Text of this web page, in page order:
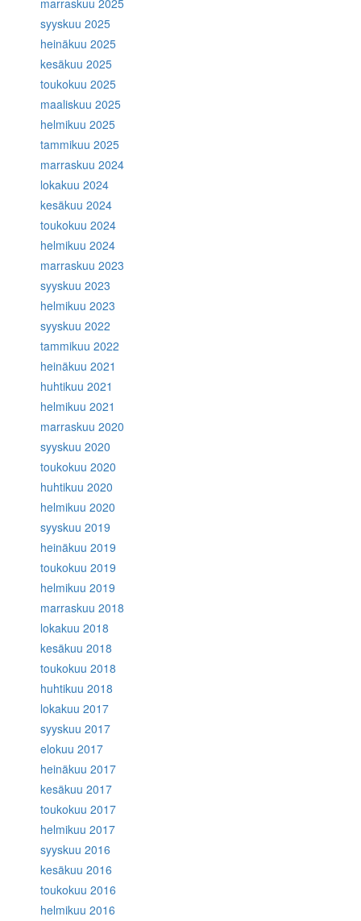
marraskuu 2025
syyskuu 2025
heinäkuu 2025
kesäkuu 2025
toukokuu 2025
maaliskuu 2025
helmikuu 2025
tammikuu 2025
marraskuu 2024
lokakuu 2024
kesäkuu 2024
toukokuu 2024
helmikuu 2024
marraskuu 2023
syyskuu 2023
helmikuu 2023
syyskuu 2022
tammikuu 2022
heinäkuu 2021
huhtikuu 2021
helmikuu 2021
marraskuu 2020
syyskuu 2020
toukokuu 2020
huhtikuu 2020
helmikuu 2020
syyskuu 2019
heinäkuu 2019
toukokuu 2019
helmikuu 2019
marraskuu 2018
lokakuu 2018
kesäkuu 2018
toukokuu 2018
huhtikuu 2018
lokakuu 2017
syyskuu 2017
elokuu 2017
heinäkuu 2017
kesäkuu 2017
toukokuu 2017
helmikuu 2017
syyskuu 2016
kesäkuu 2016
toukokuu 2016
helmikuu 2016